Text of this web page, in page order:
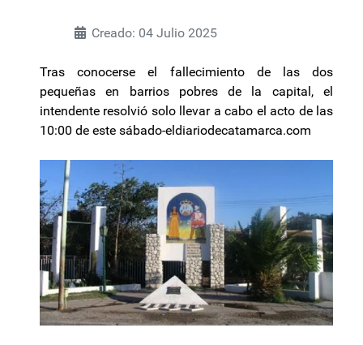
Creado: 04 Julio 2025
Tras conocerse el fallecimiento de las dos
pequeñas en barrios pobres de la capital, el
intendente resolvió solo llevar a cabo el acto de las
10:00 de este sábado-eldiariodecatamarca.com